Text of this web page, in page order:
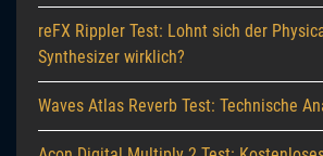
reFX Rippler Test: Lohnt sich der
Synthesizer wirklich?
Waves Atlas Reverb Test: Technische